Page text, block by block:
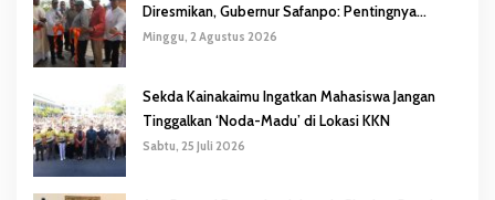
Diresmikan, Gubernur Safanpo: Pentingnya
Pendidikan Karakter
Minggu, 2 Agustus 2026
Sekda Kainakaimu Ingatkan Mahasiswa Jangan
Tinggalkan ‘Noda-Madu’ di Lokasi KKN
Sabtu, 25 Juli 2026